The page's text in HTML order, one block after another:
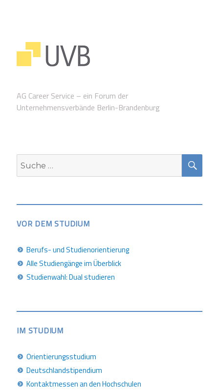
AG Career Service – ein Forum der
Unternehmensverbände Berlin-Brandenburg
Suche
nach:
VOR DEM STUDIUM
Berufs- und Studienorientierung
Alle Studiengänge im Überblick
Studienwahl: Dual studieren
IM STUDIUM
Orientierungsstudium
Deutschlandstipendium
Kontaktmessen an den Hochschulen